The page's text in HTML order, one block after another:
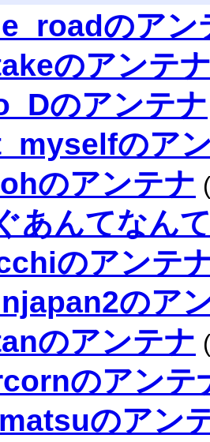
のアン
のアンテ
のアンテナ
のア
のアンテナ
あんてなん
のアンテ
のア
のアンテナ
のアンテ
のアン